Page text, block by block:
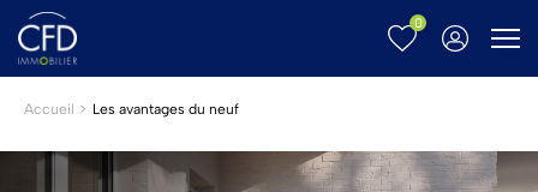
0
Accueil Les avantages du neuf